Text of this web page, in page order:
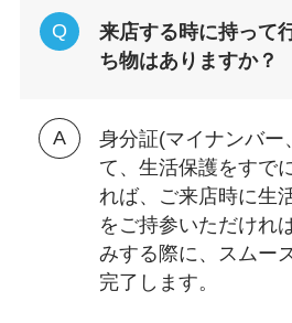
来店する時に持って
ち物はありますか？
身分証(マイナンバー
て、生活保護をすで
れば、ご来店時に生
をご持参いただけれ
みする際に、スムー
完了します。